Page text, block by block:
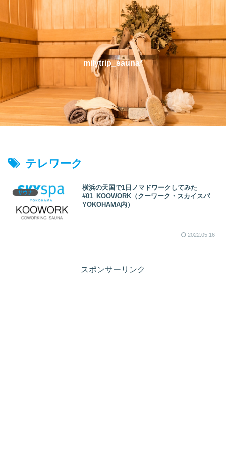
milytrip_sauna*
テレワーク
サウナ
横浜の天国で1日ノマドワークしてみた
#01_KOOWORK（クーワーク・スカイスパ
YOKOHAMA内）
2022.05.16
スポンサーリンク